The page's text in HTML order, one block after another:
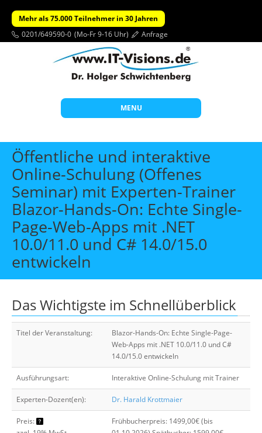
Mehr als 75.000 Teilnehmer in 30 Jahren
0201/649590-0 (Mo-Fr 9-16 Uhr) Anfrage
MENU
Start
Themen
Beratung
Individuelle Schulungen
Offene Seminare
Wissen
Über uns
Öffentliche und interaktive
Online-Schulung (Offenes
Seminar) mit Experten-Trainer
Blazor-Hands-On: Echte Single-
Page-Web-Apps mit .NET
10.0/11.0 und C# 14.0/15.0
entwickeln
Das Wichtigste im Schnellüberblick
Titel der Veranstaltung:
Blazor-Hands-On: Echte Single-Page-
Web-Apps mit .NET 10.0/11.0 und C#
14.0/15.0 entwickeln
Ausführungsart: Interaktive Online-Schulung mit Trainer
Experten-Dozent(en): Dr. Harald Krottmaier
Preis:
Frühbucherpreis: 1499,00€ (bis